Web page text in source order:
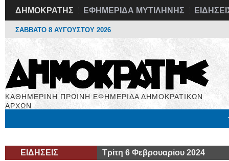
ΔΗΜΟΚΡΑΤΗΣ ΕΦΗΜΕΡΙΔΑ ΜΥΤΙΛΗΝΗΣ
ΣΑΒΒΑΤΟ 8 ΑΥΓΟΥΣΤΟΥ 2026
ΚΑΘΗΜΕΡΙΝΗ ΠΡΩΙΝΗ ΕΦΗΜΕΡΙΔΑ ΔΗΜΟΚΡΑΤΙΚΩΝ
ΑΡΧΩΝ
ΕΙΔΗΣΕΙΣ Τρίτη 6 Φεβρουαρίου 2024